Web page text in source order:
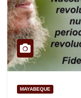
MAYABEQUE